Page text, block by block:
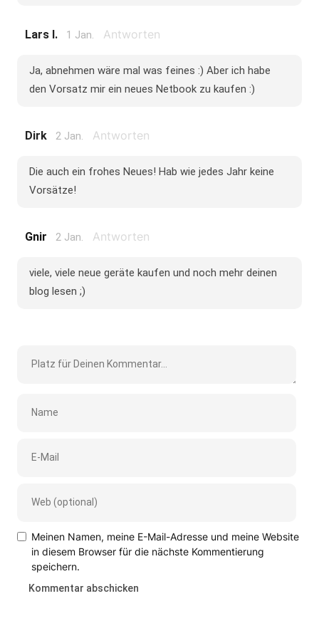
Lars I. 1 Jan. Antworten
Ja, abnehmen wäre mal was feines :) Aber ich habe
den Vorsatz mir ein neues Netbook zu kaufen :)
Dirk 2 Jan. Antworten
Die auch ein frohes Neues! Hab wie jedes Jahr keine
Vorsätze!
Gnir 2 Jan. Antworten
viele, viele neue geräte kaufen und noch mehr deinen
blog lesen ;)
Meinen Namen, meine E-Mail-Adresse und meine Website
in diesem Browser für die nächste Kommentierung
speichern.